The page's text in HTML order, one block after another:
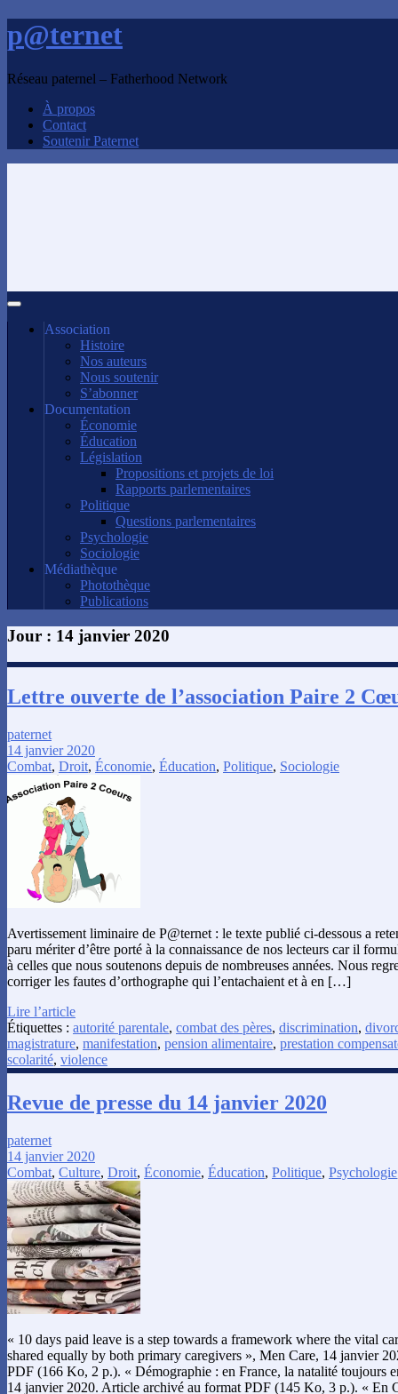
p@ternet
Réseau paternel – Fatherhood Network
À propos
Contact
Soutenir Paternet
Association
Histoire
Nos auteurs
Nous soutenir
S’abonner
Documentation
Économie
Éducation
Législation
Propositions et projets de loi
Rapports parlementaires
Politique
Questions parlementaires
Psychologie
Sociologie
Médiathèque
Photothèque
Publications
Jour : 14 janvier 2020
Lettre ouverte de l’association Paire 2
paternet
14 janvier 2020
Combat, Droit, Économie, Éducation, Politique, Sociologie
Avertissement liminaire de P@ternet : le texte publié ci-dessous a
paru mériter d’être porté à la connaissance de nos lecteurs car il
à celles que nous soutenons depuis de nombreuses années. Nous
corriger les fautes d’orthographe qui l’entachaient et à en […]
Lire l’article
Étiquettes : autorité parentale, combat des pères, discrimination,
magistrature, manifestation, pension alimentaire, prestation
scolarité, violence
Revue de presse du 14 janvier 2020
paternet
14 janvier 2020
Combat, Culture, Droit, Économie, Éducation, Politique, Psychologie
« 10 days paid leave is a step towards a framework where the vital
shared equally by both primary caregivers », Men Care, 14 janvier
PDF (166 Ko, 2 p.). « Démographie : en France, la natalité toujours
14 janvier 2020. Article archivé au format PDF (145 Ko, 3 p.). «